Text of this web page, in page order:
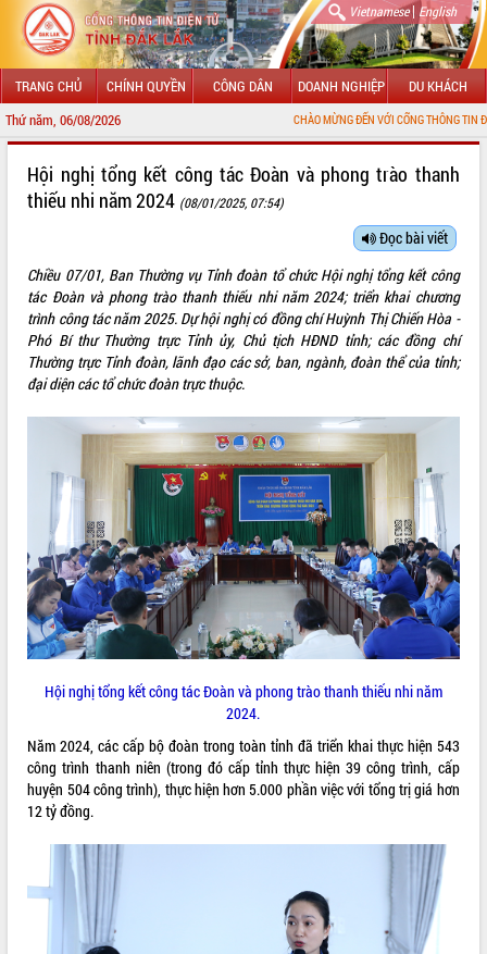
Vietnamese| English
TRANG CHỦ CHÍNH QUYỀN CÔNG DÂN DOANH NGHIỆP DU KHÁCH
Thứ năm, 06/08/2026 CHÀO MỪNG ĐẾN VỚI CỔNG THÔNG TIN ĐIỆN TỬ TỈNH
LÃNH ĐẠO UBND TỈNH
SỞ, BAN, NGÀNH
UBND CÁC XÃ, PHƯỜNG
THÔNG TIN CHỈ ĐẠO ĐIỀU HÀNH
VĂN BẢN HĐND TỈNH
ĐIỂM TIN VĂN BẢN
QUY HOẠCH - KẾ HOẠCH
Hội nghị tổng kết công tác Đoàn và phong trào thanh
thiếu nhi năm 2024 (08/01/2025, 07:54)
Đọc bài viết
Chiều 07/01, Ban Thường vụ Tỉnh đoàn tổ chức Hội nghị tổng kết công
tác Đoàn và phong trào thanh thiếu nhi năm 2024; triển khai chương
trình công tác năm 2025. Dự hội nghị có đồng chí Huỳnh Thị Chiến Hòa -
Phó Bí thư Thường trực Tỉnh ủy, Chủ tịch HĐND tỉnh; các đồng chí
Thường trực Tỉnh đoàn, lãnh đạo các sở, ban, ngành, đoàn thể của tỉnh;
đại diện các tổ chức đoàn trực thuộc.
Hội nghị tổng kết công tác Đoàn và phong trào thanh thiếu nhi năm
2024.
Năm 2024, các cấp bộ đoàn trong toàn tỉnh đã triển khai thực hiện 543
công trình thanh niên (trong đó cấp tỉnh thực hiện 39 công trình, cấp
huyện 504 công trình), thực hiện hơn 5.000 phần việc với tổng trị giá hơn
12 tỷ đồng.